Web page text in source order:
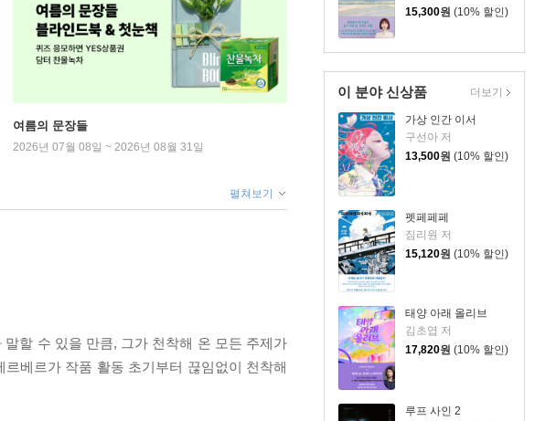
15,300원 (10% 할인)
이 분야 신상품
가상 인간 이서
구선아 저
13,500원 (10% 할인)
펫페페페
짐리원 저
15,120원 (10% 할인)
태양 아래 올리브
김초엽 저
17,820원 (10% 할인)
루프 사인 2
더보기
여름의 문장들
2026년 07월 08일 ~ 2026년 08월 31일
펼쳐보기
할 수 있을 만큼, 그가 천착해 온 모든 주제가
베르가 작품 활동 초기부터 끊임없이 천착해